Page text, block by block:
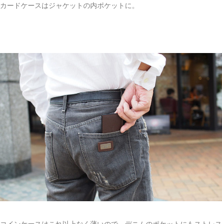
カードケースはジャケットの内ポケットに。